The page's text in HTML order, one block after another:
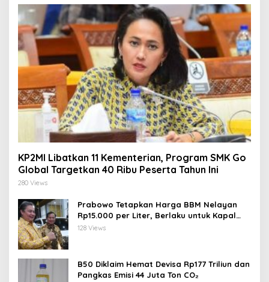
KP2MI Libatkan 11 Kementerian, Program SMK Go
Global Targetkan 40 Ribu Peserta Tahun Ini
280 Views
Prabowo Tetapkan Harga BBM Nelayan
Rp15.000 per Liter, Berlaku untuk Kapal
30-200 GT
128 Views
B50 Diklaim Hemat Devisa Rp177 Triliun dan
Pangkas Emisi 44 Juta Ton CO₂